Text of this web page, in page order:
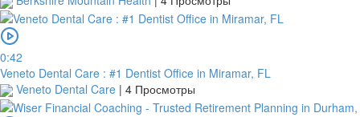
0:42
Veneto Dental Care : #1 Dentist Office in Miramar, FL
Veneto Dental Care | 4 Просмотры